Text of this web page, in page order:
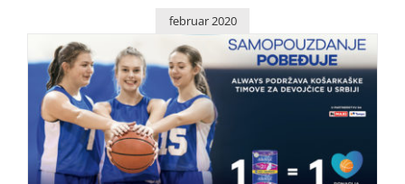
februar 2020
Always podržava ženske košarkaške timove u Srbiji
Saveti